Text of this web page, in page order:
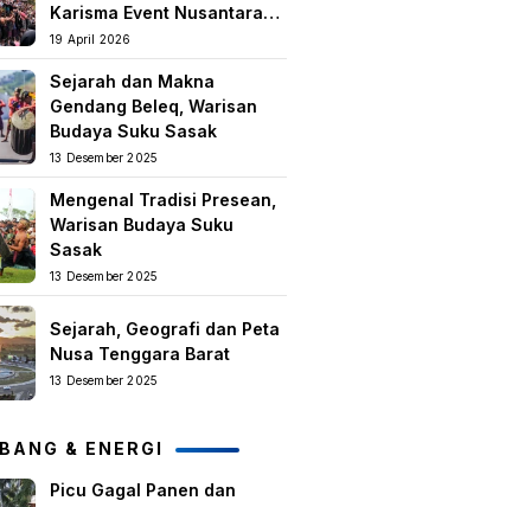
Karisma Event Nusantara
(KEN) 2026
19 April 2026
Sejarah dan Makna
Gendang Beleq, Warisan
Budaya Suku Sasak
13 Desember 2025
Mengenal Tradisi Presean,
Warisan Budaya Suku
Sasak
13 Desember 2025
Sejarah, Geografi dan Peta
Nusa Tenggara Barat
13 Desember 2025
& ENERGI
Picu Gagal Panen dan